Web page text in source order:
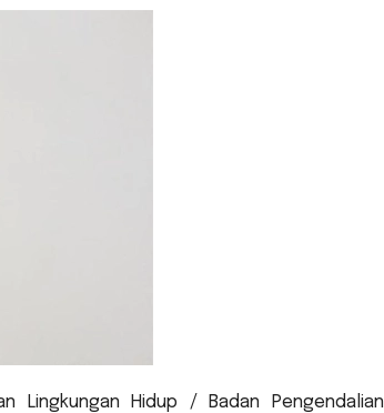
Lingkungan Hidup / Badan Pengendalian